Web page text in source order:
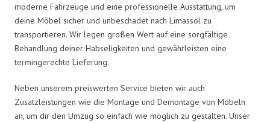
moderne Fahrzeuge und eine professionelle Ausstattung, um
deine Möbel sicher und unbeschadet nach Limassol zu
transportieren. Wir legen großen Wert auf eine sorgfältige
Behandlung deiner Habseligkeiten und gewährleisten eine
termingerechte Lieferung.
Neben unserem preiswerten Service bieten wir auch
Zusatzleistungen wie die Montage und Demontage von Möbeln
an, um dir den Umzug so einfach wie möglich zu gestalten. Unser